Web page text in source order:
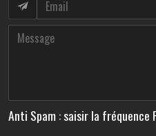
Anti Spam : saisir la fréquence